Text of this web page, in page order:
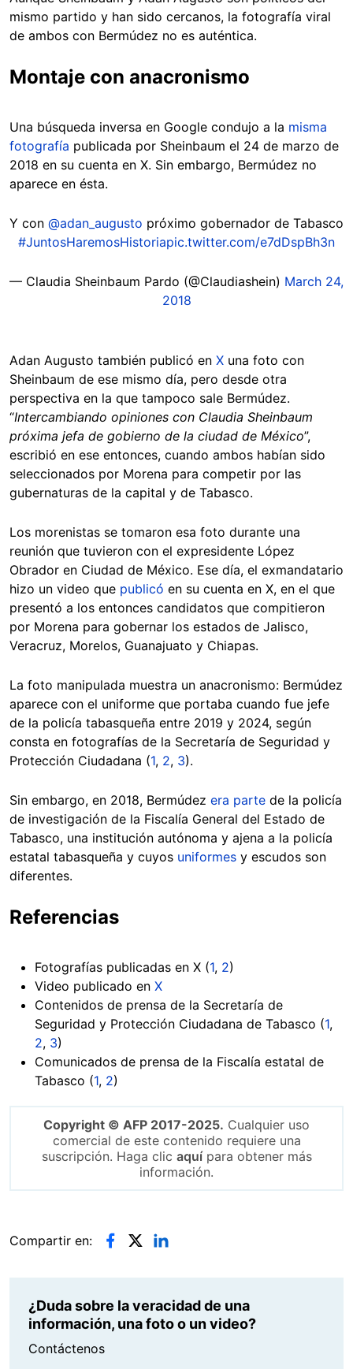
mismo partido y han sido cercanos, la fotografía viral
de ambos con Bermúdez no es auténtica.
Montaje con anacronismo
Una búsqueda inversa en Google condujo a la misma
fotografía publicada por Sheinbaum el 24 de marzo de
2018 en su cuenta en X. Sin embargo, Bermúdez no
aparece en ésta.
Y con @adan_augusto próximo gobernador de Tabasco
#JuntosHaremosHistoriapic.twitter.com/e7dDspBh3n
— Claudia Sheinbaum Pardo (@Claudiashein) March 24,
2018
Adan Augusto también publicó en X una foto con
Sheinbaum de ese mismo día, pero desde otra
perspectiva en la que tampoco sale Bermúdez.
“Intercambiando opiniones con Claudia Sheinbaum
próxima jefa de gobierno de la ciudad de México”,
escribió en ese entonces, cuando ambos habían sido
seleccionados por Morena para competir por las
gubernaturas de la capital y de Tabasco.
Los morenistas se tomaron esa foto durante una
reunión que tuvieron con el expresidente López
Obrador en Ciudad de México. Ese día, el exmandatario
hizo un video que publicó en su cuenta en X, en el que
presentó a los entonces candidatos que compitieron
por Morena para gobernar los estados de Jalisco,
Veracruz, Morelos, Guanajuato y Chiapas.
La foto manipulada muestra un anacronismo: Bermúdez
aparece con el uniforme que portaba cuando fue jefe
de la policía tabasqueña entre 2019 y 2024, según
consta en fotografías de la Secretaría de Seguridad y
Protección Ciudadana (1, 2, 3).
Sin embargo, en 2018, Bermúdez era parte de la policía
de investigación de la Fiscalía General del Estado de
Tabasco, una institución autónoma y ajena a la policía
estatal tabasqueña y cuyos uniformes y escudos son
diferentes.
Referencias
Fotografías publicadas en X (1, 2)
Video publicado en X
Contenidos de prensa de la Secretaría de
Seguridad y Protección Ciudadana de Tabasco (1,
2, 3)
Comunicados de prensa de la Fiscalía estatal de
Tabasco (1, 2)
Copyright © AFP 2017-2025. Cualquier uso
comercial de este contenido requiere una
suscripción. Haga clic aquípara obtener más
información.
Compartir en:
¿Duda sobre la veracidad de una
información, una foto o un video?
Contáctenos